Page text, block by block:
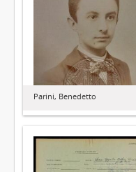
Parini, Benedetto